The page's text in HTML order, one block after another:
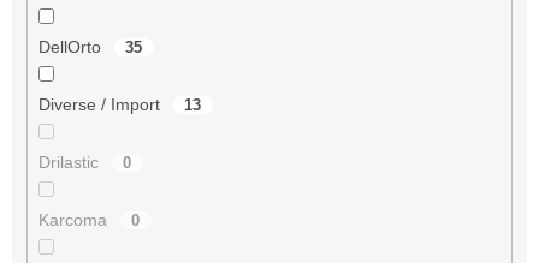
DellOrto 35
Diverse / Import 13
Drilastic 0
Karcoma 0